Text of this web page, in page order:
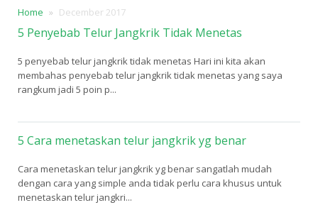
Home December 2017
5 Penyebab Telur Jangkrik Tidak Menetas
5 penyebab telur jangkrik tidak menetas Hari ini kita akan
membahas penyebab telur jangkrik tidak menetas yang saya
rangkum jadi 5 poin p...
5 Cara menetaskan telur jangkrik yg benar
Cara menetaskan telur jangkrik yg benar sangatlah mudah
dengan cara yang simple anda tidak perlu cara khusus untuk
menetaskan telur jangkri...